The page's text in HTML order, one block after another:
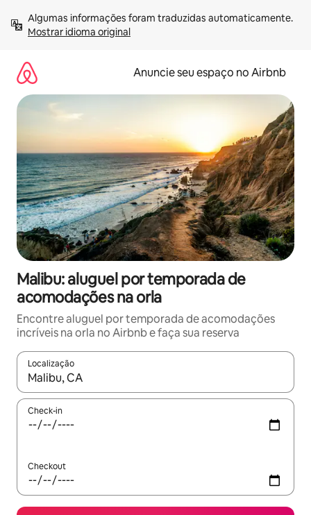
para
Mostrar idioma original
Anuncie seu espaço no Airbnb
Malibu: aluguel por temporada de
acomodações na orla
Encontre aluguel por temporada de acomodações
incríveis na orla no Airbnb e faça sua reserva
Localização
Quando os resultados estiverem disponíveis, explore-os
Check-in
Checkout